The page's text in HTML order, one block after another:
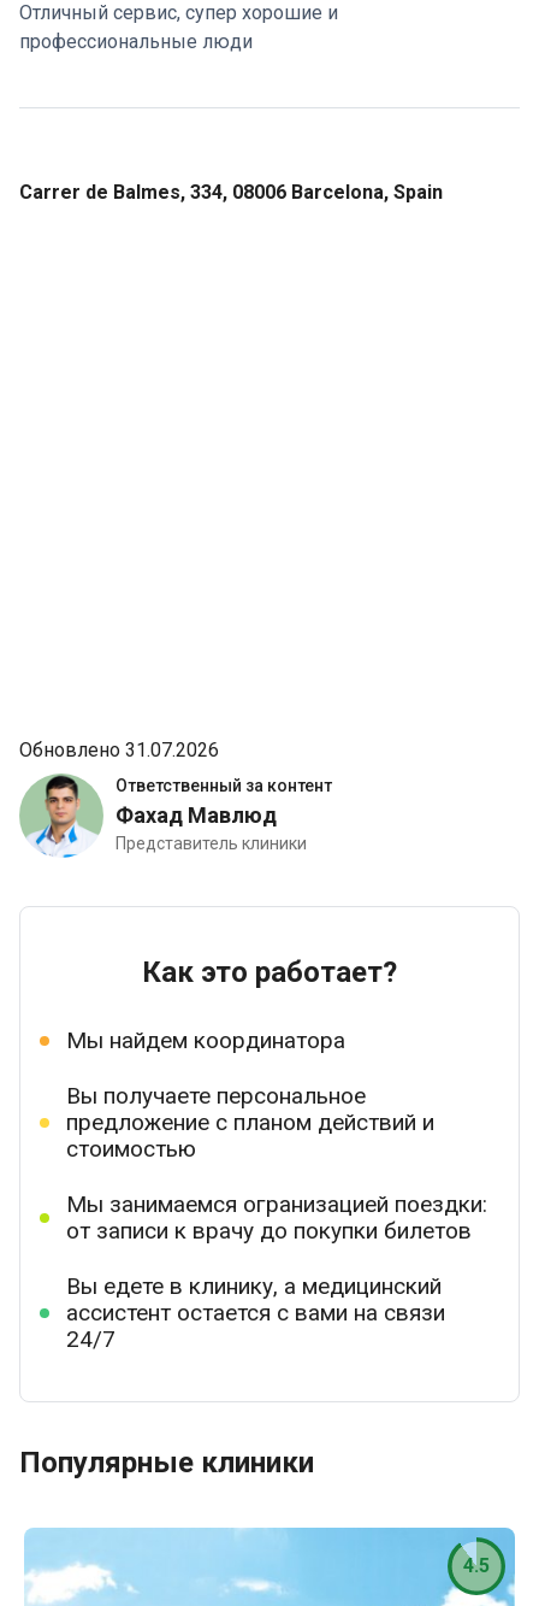
Отличный сервис, супер хорошие и
профессиональные люди
Carrer de Balmes, 334, 08006 Barcelona, Spain
Ответственный за контент
Фахад Мавлюд
Представитель клиники
Обновлено 31.07.2026
Как это работает?
Мы найдем координатора
Вы получаете персональное
предложение с планом действий и
стоимостью
Мы занимаемся огранизацией поездки:
от записи к врачу до покупки билетов
Вы едете в клинику, а медицинский
ассистент остается с вами на связи
24/7
Популярные клиники
4.5